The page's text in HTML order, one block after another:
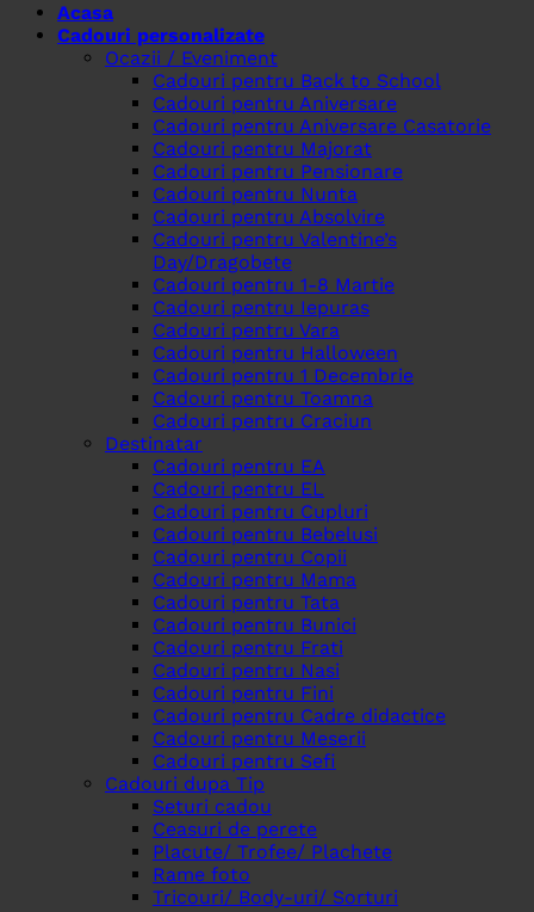
Acasa
Cadouri personalizate
Ocazii / Eveniment
Cadouri pentru Back to School
Cadouri pentru Aniversare
Cadouri pentru Aniversare Casatorie
Cadouri pentru Majorat
Cadouri pentru Pensionare
Cadouri pentru Nunta
Cadouri pentru Absolvire
Cadouri pentru Valentine’s
Day/Dragobete
Cadouri pentru 1-8 Martie
Cadouri pentru Iepuras
Cadouri pentru Vara
Cadouri pentru Halloween
Cadouri pentru 1 Decembrie
Cadouri pentru Toamna
Cadouri pentru Craciun
Destinatar
Cadouri pentru EA
Cadouri pentru EL
Cadouri pentru Cupluri
Cadouri pentru Bebelusi
Cadouri pentru Copii
Cadouri pentru Mama
Cadouri pentru Tata
Cadouri pentru Bunici
Cadouri pentru Frati
Cadouri pentru Nasi
Cadouri pentru Fini
Cadouri pentru Cadre didactice
Cadouri pentru Meserii
Cadouri pentru Sefi
Cadouri dupa Tip
Seturi cadou
Ceasuri de perete
Placute/ Trofee/ Plachete
Rame foto
Tricouri/ Body-uri/ Sorturi